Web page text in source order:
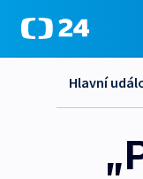
Hlavní